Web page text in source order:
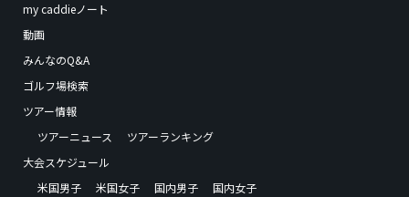
my caddieノート
動画
みんなのQ&A
ゴルフ場検索
ツアー情報
ツアーニュース
ツアーランキング
大会スケジュール
米国男子
米国女子 国内男子
国内女子